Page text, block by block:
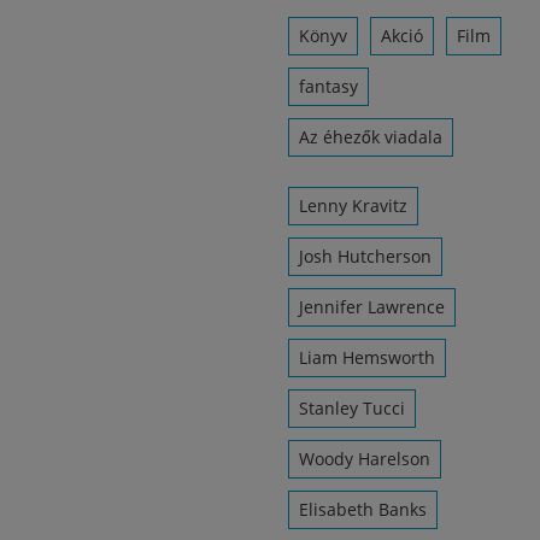
Könyv Akció Film
fantasy
Az éhezők viadala
Lenny Kravitz
Josh Hutcherson
Jennifer Lawrence
Liam Hemsworth
Stanley Tucci
Woody Harelson
Elisabeth Banks